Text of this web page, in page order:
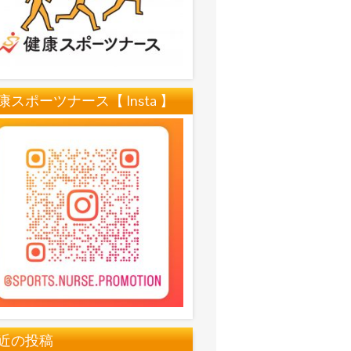
スポーツナース【 Insta 】
の投稿